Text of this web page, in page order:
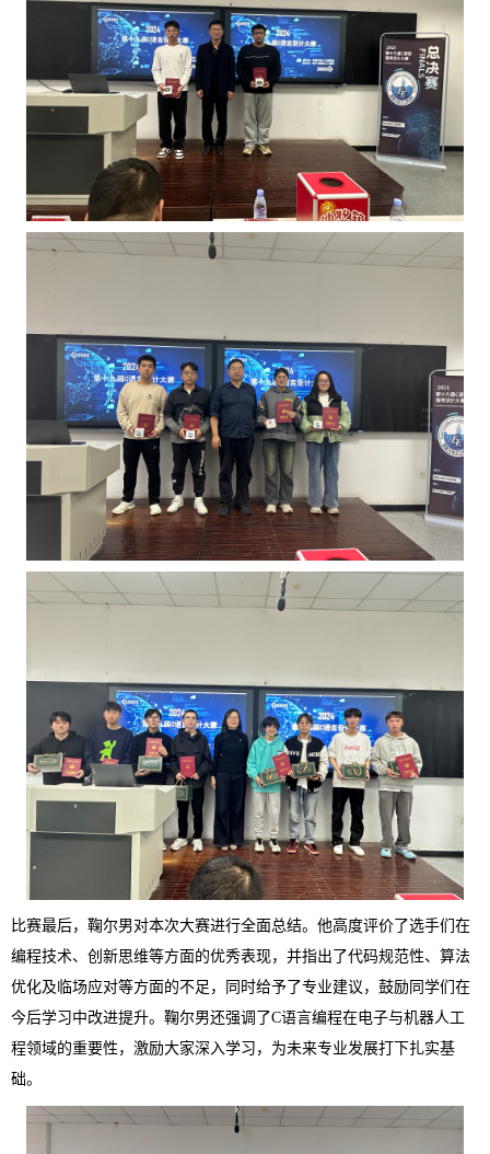
比赛最后，鞠尔男对本次大赛进行全面总结。他高度评价了选手们在
编程技术、创新思维等方面的优秀表现，并指出了代码规范性、算法
优化及临场应对等方面的不足，同时给予了专业建议，鼓励同学们在
今后学习中改进提升。鞠尔男还强调了C语言编程在电子与机器人工
程领域的重要性，激励大家深入学习，为未来专业发展打下扎实基
础。